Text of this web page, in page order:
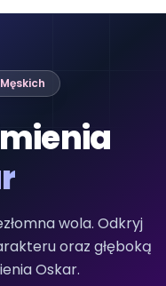
wola. Odkryj
oraz głęboką
Oskar.